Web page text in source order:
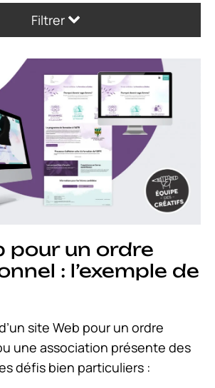
Filtrer
pour un ordre
: l’exemple de
site Web pour un ordre
une association présente des
défis bien particuliers :